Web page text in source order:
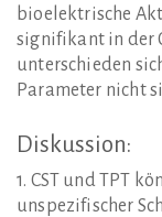
bioelektrische
signifikant in der
unterschieden
Parameter nicht
Diskussion:
1. CST und TPT
unspezifischer